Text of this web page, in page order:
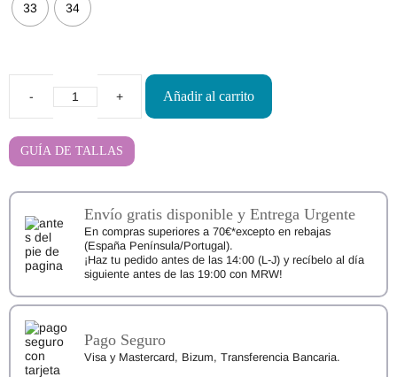
33 34
Zapatillas
Respetuosas
Añadir al carrito
GUÍA DE TALLAS
Envío gratis disponible y Entrega Urgente
En compras superiores a 70€*excepto en rebajas
(España Península/Portugal).
¡Haz tu pedido antes de las 14:00 (L-J) y recíbelo al día
siguiente antes de las 19:00 con MRW!
Pago Seguro
Visa y Mastercard, Bizum, Transferencia Bancaria.